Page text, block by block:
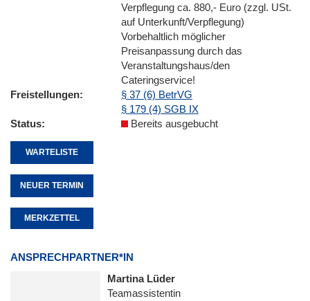
Verpflegung ca. 880,- Euro (zzgl. USt.
auf Unterkunft/Verpflegung)
Vorbehaltlich möglicher
Preisanpassung durch das
Veranstaltungshaus/den
Cateringservice!
Freistellungen
§ 37 (6) BetrVG
§ 179 (4) SGB IX
Status
Bereits ausgebucht
WARTELISTE
NEUER TERMIN
MERKZETTEL
ANSPRECHPARTNER*IN
Martina Lüder
Teamassistentin